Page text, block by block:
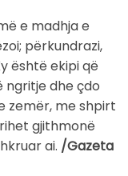
e madhja e
përkundrazi,
është ekipi që
ngritje dhe çdo
zemër, me shpirt
gjithmonë
ai. /Gazeta